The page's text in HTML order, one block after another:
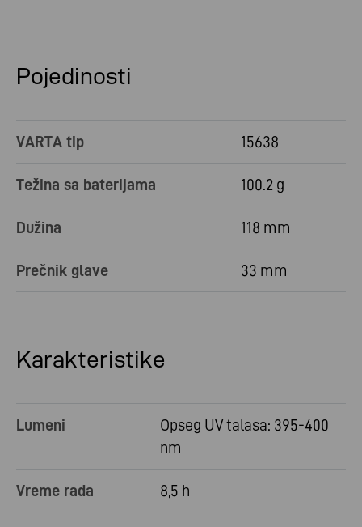
Pojedinosti
VARTA tip 15638
Težina sa baterijama 100.2 g
Dužina 118 mm
Prečnik glave 33 mm
Karakteristike
Lumeni
Opseg UV talasa: 395-400
nm
Vreme rada 8,5 h